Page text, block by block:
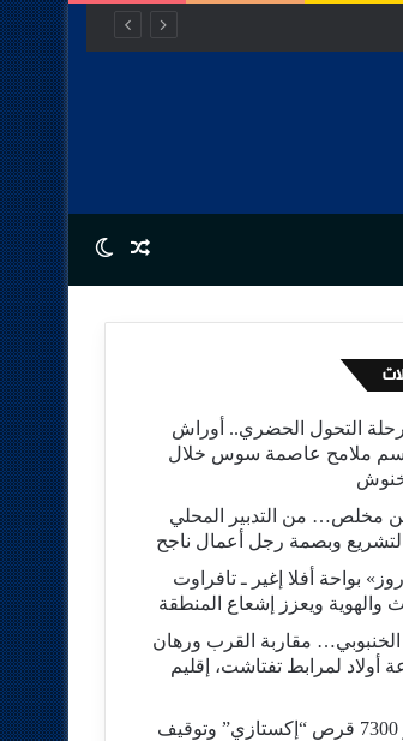
Random Article
Switch skin
التحول الحضري.. أوراش
ملامح عاصمة سوس خلال
مخلص… من التدبير المحلي
وبصمة رجل أعمال ناجح
بواحة أفلا إغير ـ تافراوت
والهوية ويعزز إشعاع المنطقة
مقاربة القرب ورهان
أولاد لمرابط تفتاشت، إقليم
أكادير.. حجز 7300 قرص “إكستازي” وتوقيف